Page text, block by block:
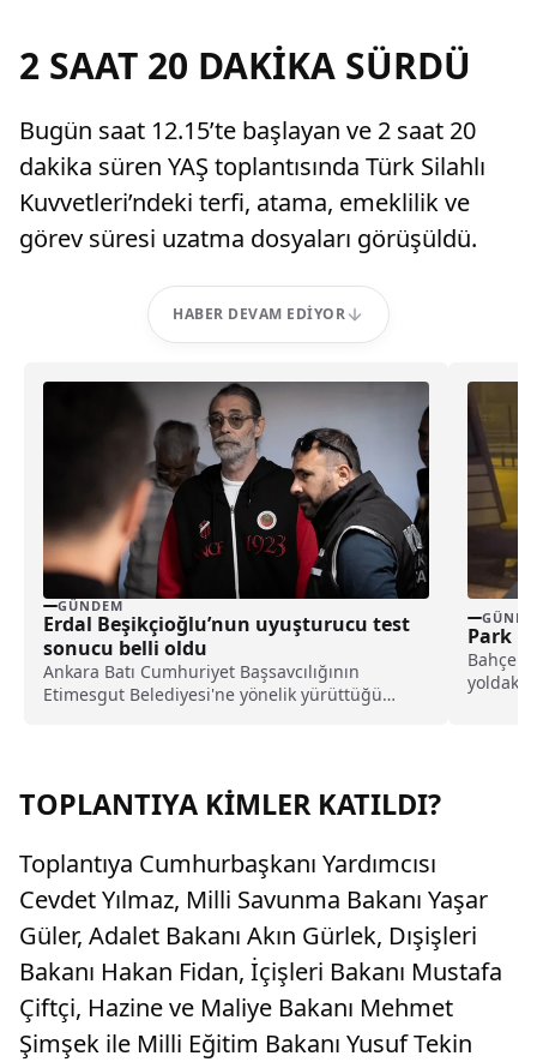
2 SAAT 20 DAKİKA SÜRDÜ
Bugün saat 12.15’te başlayan ve 2 saat 20
dakika süren YAŞ toplantısında Türk Silahlı
Kuvvetleri’ndeki terfi, atama, emeklilik ve
görev süresi uzatma dosyaları görüşüldü.
HABER DEVAM EDIYOR
GÜNDEM
Erdal Beşikçioğlu’nun uyuşturucu test
sonucu belli oldu
Ankara Batı Cumhuriyet Başsavcılığının
Etimesgut Belediyesi'ne yönelik yürüttüğü
uyuşturucu testinin pozitif çıktığı ifade edildi.
Park
yoldaki
TOPLANTIYA KİMLER KATILDI?
Toplantıya Cumhurbaşkanı Yardımcısı
Cevdet Yılmaz, Milli Savunma Bakanı Yaşar
Güler, Adalet Bakanı Akın Gürlek, Dışişleri
Bakanı Hakan Fidan, İçişleri Bakanı Mustafa
Çiftçi, Hazine ve Maliye Bakanı Mehmet
Şimşek ile Milli Eğitim Bakanı Yusuf Tekin